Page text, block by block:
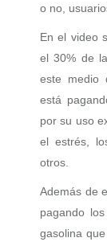
o no,
En el video
el 30% de
este medio
está
por su uso
el estrés,
otros.
Además de
pagando
gasolina